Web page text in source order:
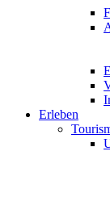
Erleben